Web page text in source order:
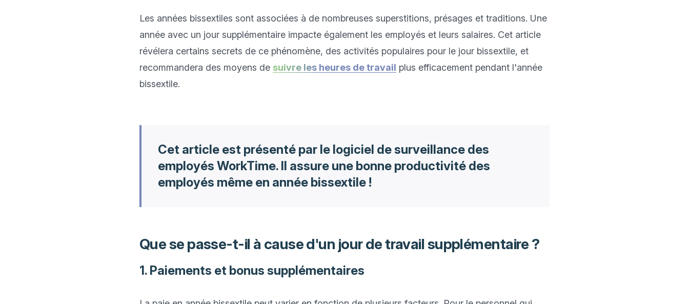
Les années bissextiles sont associées à de nombreuses superstitions, présages et traditions. Une
année avec un jour supplémentaire impacte également les employés et leurs salaires. Cet article
révélera certains secrets de ce phénomène, des activités populaires pour le jour bissextile, et
recommandera des moyens de suivre les heures de travail plus efficacement pendant l'année
bissextile.
Cet article est présenté par le logiciel de surveillance des
employés WorkTime. Il assure une bonne productivité des
employés même en année bissextile !
Que se passe-t-il à cause d'un jour de travail supplémentaire ?
1. Paiements et bonus supplémentaires